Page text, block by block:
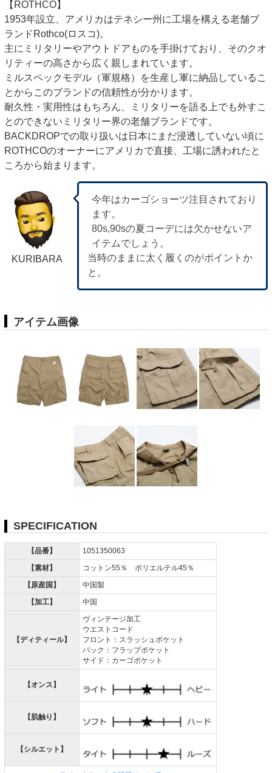
【ROTHCO】
1953年設立、アメリカはテネシー州に工場を構える老舗ブ
ランドRothco(ロスコ)。
主にミリタリーやアウトドアものを手掛けており、そのクオ
リティーの高さから広く親しまれています。
ミルスペックモデル（軍規格）を生産し軍に納品しているこ
とからこのブランドの信頼性が分かります。
耐久性・実用性はもちろん、ミリタリーを語る上でも外すこ
とのできないミリタリー界の老舗ブランドです。
BACKDROPでの取り扱いは日本にまだ浸透していない頃に
ROTHCOのオーナーにアメリカで直接、工場に誘われたと
ころから始まります。
KURIBARA
今年はカーゴショーツ注目されており
ます。
80s,90sの夏コーデには欠かせないア
イテムでしょう。
当時のままに太く履くのがポイントか
と。
アイテム画像
SPECIFICATION
【品番】
1051350063
【素材】
コットン55％ ポリエルテル45％
【原産国】
中国製
【加工】
中国
【ディティール】
ヴィンテージ加工
ウエストコード
フロント：スラッシュポケット
バック：フラップポケット
サイド：カーゴポケット
【オンス】
【肌触り】
【シルエット】